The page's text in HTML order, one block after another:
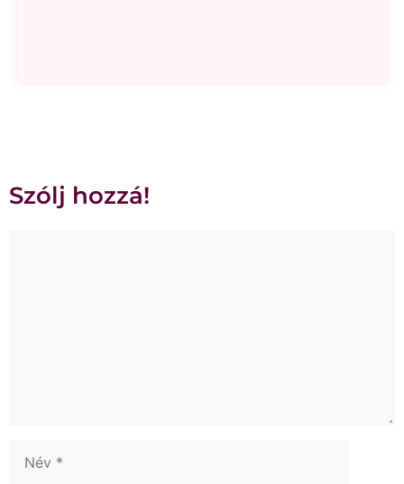
Szólj hozzá!